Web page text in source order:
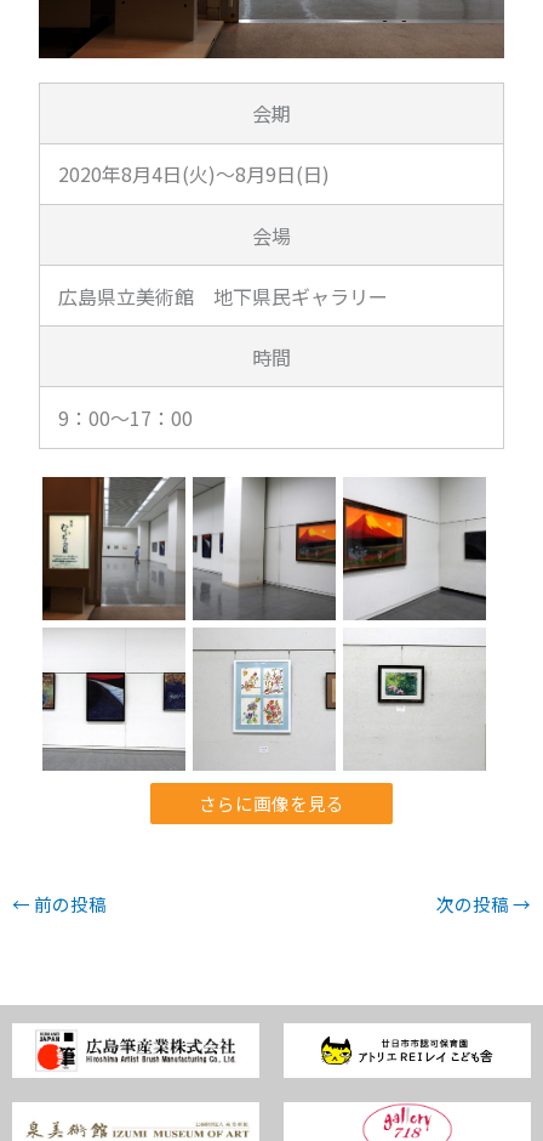
会期
2020年8月4日(火)～8月9日(日)
会場
広島県立美術館 地下県民ギャラリー
時間
9：00～17：00
さらに画像を見る
← 前の投稿 次の投稿→